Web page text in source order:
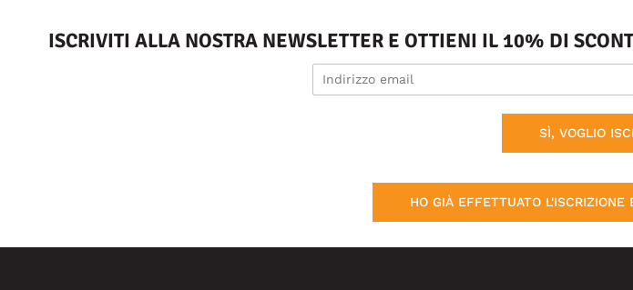
ISCRIVITI ALLA NOSTRA NEWSLETTER E OTTIENI IL 10% DI
SÌ, VOGLIO
HO GIÀ EFFETTUATO L'ISCRIZIONE